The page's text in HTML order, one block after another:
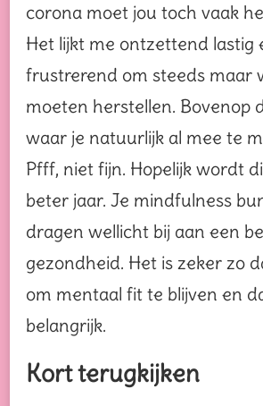
corona moet jou toch vaak
Het lijkt me ontzettend lastig
frustrerend om steeds maar
moeten herstellen. Bovenop
waar je natuurlijk al mee te
Pfff, niet fijn. Hopelijk wordt
beter jaar. Je mindfulness
dragen wellicht bij aan een
gezondheid. Het is zeker zo
om mentaal fit te blijven en
belangrijk.
Kort terugkijken